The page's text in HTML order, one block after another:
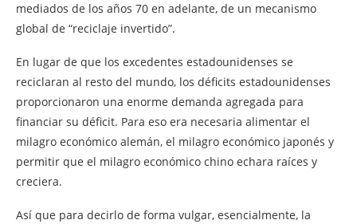
mediados de los años 70 en adelante, de un mecanismo
global de “reciclaje invertido”.
En lugar de que los excedentes estadounidenses se
reciclaran al resto del mundo, los déficits estadounidenses
proporcionaron una enorme demanda agregada para
financiar su déficit. Para eso era necesaria alimentar el
milagro económico alemán, el milagro económico japonés y
permitir que el milagro económico chino echara raíces y
creciera.
Así que para decirlo de forma vulgar, esencialmente, la